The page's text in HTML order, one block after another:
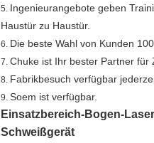
5. Ingenieurangebote geben
Haustür zu Haustür.
6. Die beste Wahl von Kunden
7. Chuke ist Ihr bester Partner für
8. Fabrikbesuch verfügbar
9. Soem ist verfügbar.
Einsatzbereich-Bogen-
Schweißgerät